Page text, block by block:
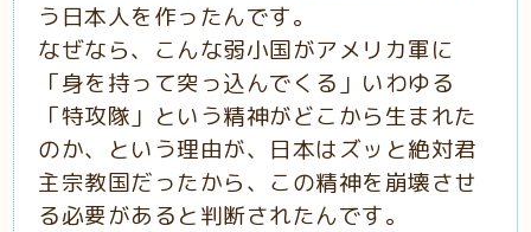
う日本人を作ったんです。
なぜなら、こんな弱小国がアメリカ軍に
「身を持って突っ込んでくる」いわゆる
「特攻隊」という精神がどこから生まれた
のか、という理由が、日本はズッと絶対君
主宗教国だったから、この精神を崩壊させ
る必要があると判断されたんです。